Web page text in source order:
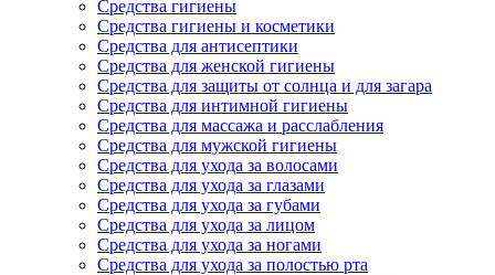
Средства гигиены
Средства гигиены и косметики
Средства для антисептики
Средства для женской гигиены
Средства для защиты от солнца и для загара
Средства для интимной гигиены
Средства для массажа и расслабления
Средства для мужской гигиены
Средства для ухода за волосами
Средства для ухода за глазами
Средства для ухода за губами
Средства для ухода за лицом
Средства для ухода за ногами
Средства для ухода за полостью рта